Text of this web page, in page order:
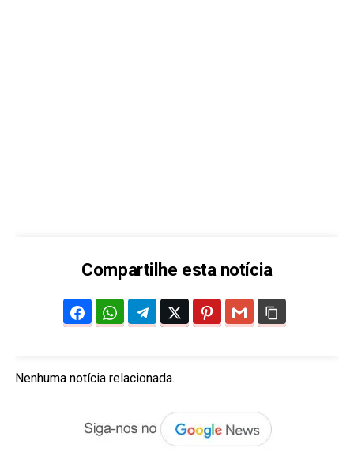
Compartilhe esta notícia
Nenhuma notícia relacionada.